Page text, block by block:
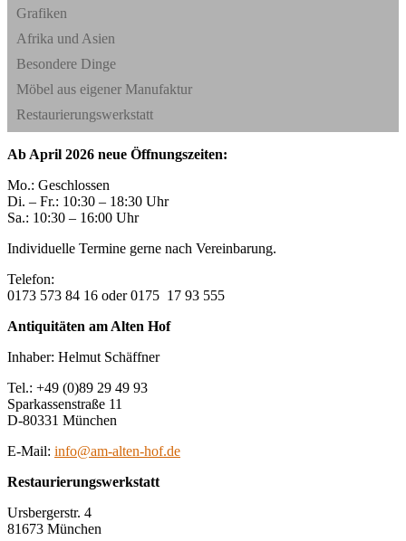
Grafiken
Afrika und Asien
Besondere Dinge
Möbel aus eigener Manufaktur
Restaurierungswerkstatt
Ab April 2026 neue Öffnungszeiten:
Mo.: Geschlossen
Di. – Fr.: 10:30 – 18:30 Uhr
Sa.: 10:30 – 16:00 Uhr
Individuelle Termine gerne nach Vereinbarung.
Telefon:
0173 573 84 16 oder 0175 17 93 555
Antiquitäten am Alten Hof
Inhaber: Helmut Schäffner
Tel.: +49 (0)89 29 49 93
Sparkassenstraße 11
D-80331 München
E-Mail: info@am-alten-hof.de
Restaurierungswerkstatt
Ursbergerstr. 4
81673 München